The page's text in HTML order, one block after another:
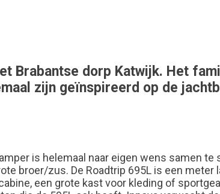
Brabantse dorp Katwijk. Het
zijn geïnspireerd op de
is helemaal naar eigen wens samen te
broer/zus. De Roadtrip 695L is een
een grote kast voor kleding of